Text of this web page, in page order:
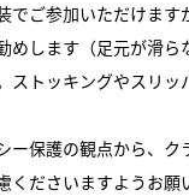
でご参加いただけます
めします（足元が滑ら
ストッキングやスリッ
保護の観点から、ク
くださいますようお願